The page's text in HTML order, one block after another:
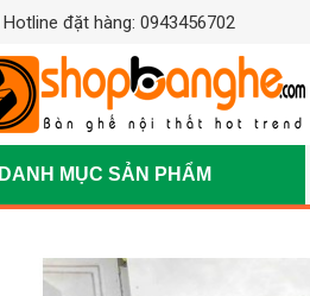
Hotline đặt hàng: 0943456702
DANH MỤC SẢN PHẨM